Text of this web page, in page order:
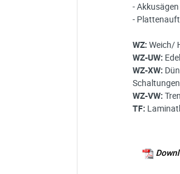
- Akkusägen
-
WZ: Weich/
WZ-UW:
WZ-XW:
WZ-VW:
TF: